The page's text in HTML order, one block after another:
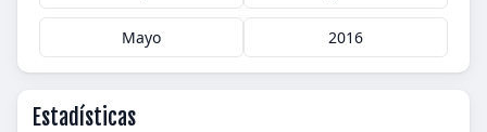
Mayo 2016
Estadísticas